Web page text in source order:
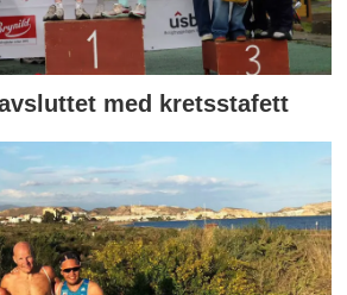
med kretsstafett